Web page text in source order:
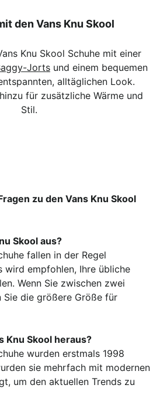
den Vans Knu Skool
Knu Skool Schuhe mit einer
Jorts und einem bequemen
alltäglichen Look.
für zusätzliche Wärme und
Stil.
zu den Vans Knu Skool
Skool aus?
fallen in der Regel
wird empfohlen, Ihre übliche
Wenn Sie zwischen zwei
Sie die größere Größe für
Knu Skool heraus?
wurden erstmals 1998
sie mehrfach mit modernen
um den aktuellen Trends zu